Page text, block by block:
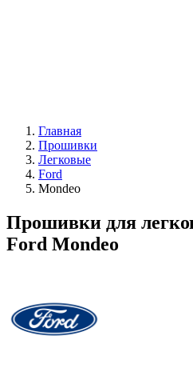
Главная
Прошивки
Легковые
Ford
Mondeo
Прошивки для
Ford Mondeo